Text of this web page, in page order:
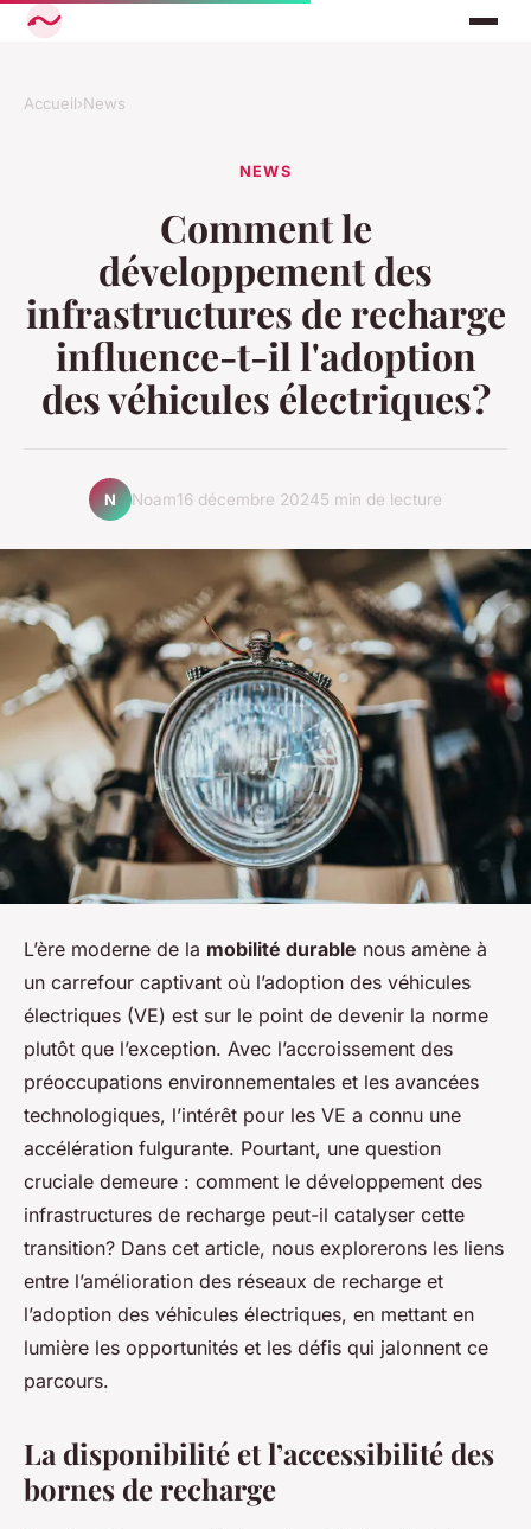
Accueil›News
NEWS
Comment le
développement des
infrastructures de recharge
influence-t-il l'adoption
des véhicules électriques?
N Noam16 décembre 20245 min de lecture
L’ère moderne de la mobilité durable nous amène à
un carrefour captivant où l’adoption des véhicules
électriques (VE) est sur le point de devenir la norme
plutôt que l’exception. Avec l’accroissement des
préoccupations environnementales et les avancées
technologiques, l’intérêt pour les VE a connu une
accélération fulgurante. Pourtant, une question
cruciale demeure : comment le développement des
infrastructures de recharge peut-il catalyser cette
transition? Dans cet article, nous explorerons les liens
entre l’amélioration des réseaux de recharge et
l’adoption des véhicules électriques, en mettant en
lumière les opportunités et les défis qui jalonnent ce
parcours.
La disponibilité et l’accessibilité des
bornes de recharge